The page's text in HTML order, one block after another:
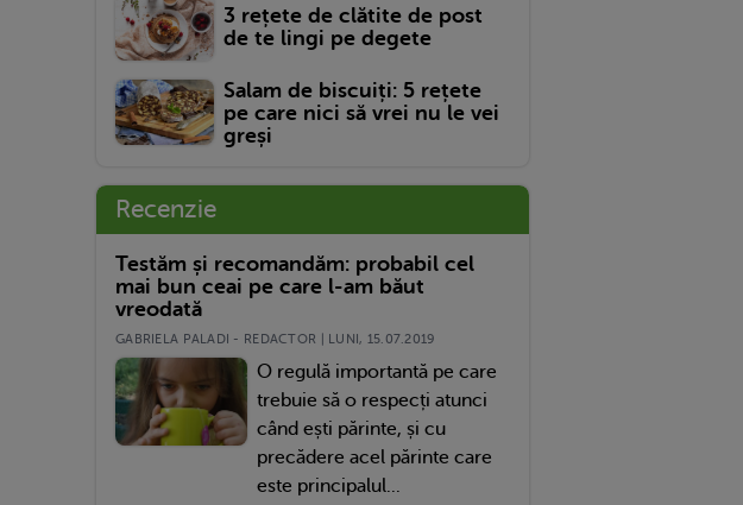
3 rețete de clătite de post
de te lingi pe degete
Salam de biscuiți: 5 rețete
pe care nici să vrei nu le vei
greși
Recenzie
Testăm și recomandăm: probabil cel
mai bun ceai pe care l-am băut
vreodată
GABRIELA PALADI - REDACTOR | LUNI, 15.07.2019
O regulă importantă pe care
trebuie să o respecți atunci
când ești părinte, și cu
precădere acel părinte care
este principalul...